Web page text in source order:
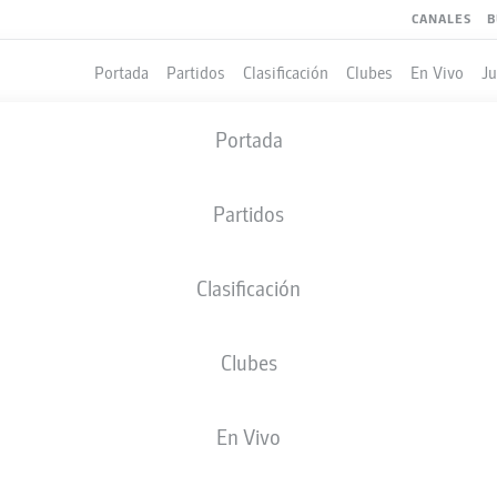
CANALES
Portada Partidos Clasificación Clubes En Vivo
Portada
Partidos
Clasificación
Clubes
En Vivo